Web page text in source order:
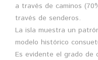
a través de caminos
través de senderos.
La isla muestra un
modelo histórico
Es evidente el grado de